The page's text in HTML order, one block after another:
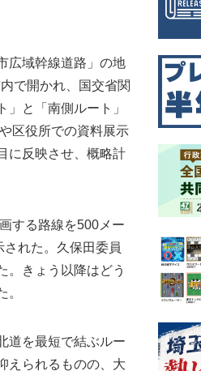
広域幹線道路」の地
で開かれ、国交省関
と「南側ルート」
区役所での資料展示
に反映させ、概略計
する路線を500メー
れた。久保田委員
。きょう以降はどう
道を最短で結ぶルー
えられるものの、大